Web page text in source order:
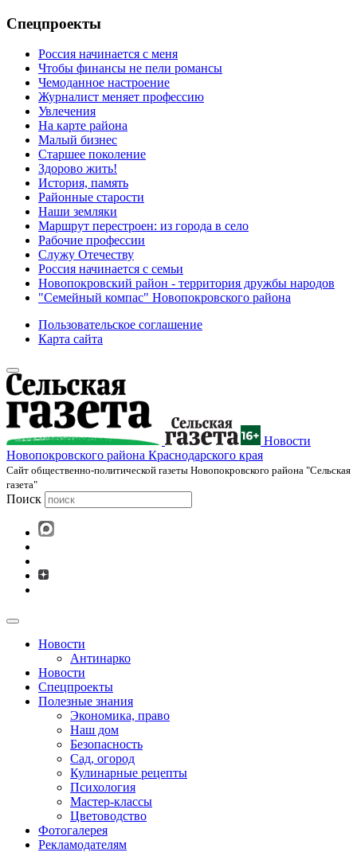
Спецпроекты
Россия начинается с меня
Чтобы финансы не пели романсы
Чемоданное настроение
Журналист меняет профессию
Увлечения
На карте района
Малый бизнес
Старшее поколение
Здорово жить!
История, память
Районные старости
Наши земляки
Маршрут перестроен: из города в село
Рабочие профессии
Служу Отечеству
Россия начинается с семьи
Новопокровский район - территория дружбы народов
"Семейный компас" Новопокровского района
Пользовательское соглашение
Карта сайта
Новости
Новопокровского района Краснодарского края
Cайт общественно-политической газеты Новопокровского района "Сельская
газета"
Поиск
Новости
Антинарко
Новости
Спецпроекты
Полезные знания
Экономика, право
Наш дом
Безопасность
Сад, огород
Кулинарные рецепты
Психология
Мастер-классы
Цветоводство
Фотогалерея
Рекламодателям